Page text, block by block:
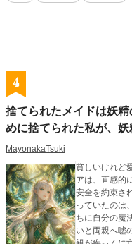
4
捨てられたメイドは妖
めに捨てられた私が、
MayonakaTsuki
貧しいけれど
アは、直感的
安全を約束さ
っていたのは
ちに自分の魔
いと両親へ嘘